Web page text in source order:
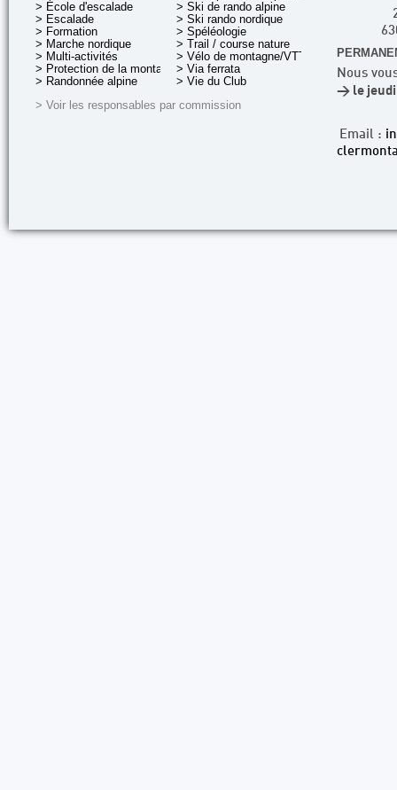
> École d'escalade
> Escalade
> Formation
> Marche nordique
> Multi-activités
> Protection de la montagne
> Randonnée alpine
> Ski de rando alpine
> Ski rando nordique
> Spéléologie
> Trail / course nature
> Vélo de montagne/VTT
> Via ferrata
> Vie du Club
> Voir les responsables par commission
Nous
> le jeudi
Email :